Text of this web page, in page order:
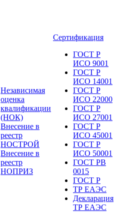
Независимая
оценка
квалификации
(НОК)
Внесение в
реестр
НОСТРОЙ
Внесение в
реестр
НОПРИЗ
Сертификация
ГОСТ Р
ИСО 9001
ГОСТ Р
ИСО 14001
ГОСТ Р
ИСО 22000
ГОСТ Р
ИСО 27001
ГОСТ Р
ИСО 45001
ГОСТ Р
ИСО 50001
ГОСТ РВ
0015
ГОСТ Р
ТР ЕАЭС
Декларация
ТР ЕАЭС